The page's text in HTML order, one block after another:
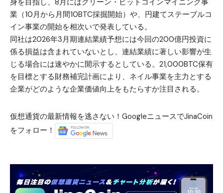
身を目指し、8月にはグリーン・ビットコインマイニング事
業 （10月から月間10BTC採掘開始）や、 円建てステーブルコ
イン事業の開始を相次いで発表している。
同社は2026年3月期連結業績予想には今回の200億円投資に
係る損益は含まれていないとし、連結業績に著しい影響が生
じる場合には速やかに開示するとしている。21,000BTC保有
を目標とする財務補完計画により、ネイル事業を主力とする
企業がどのような企業価値向上をもたらすか注目される。
仮想通貨の最新情報を逃さない！GoogleニュースでJinaCoin
をフォロー！